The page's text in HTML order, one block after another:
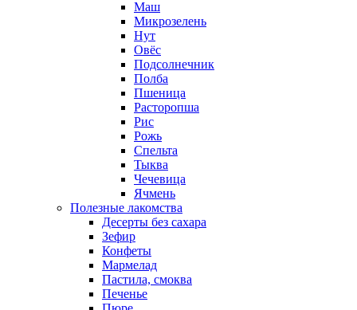
Маш
Микрозелень
Нут
Овёс
Подсолнечник
Полба
Пшеница
Расторопша
Рис
Рожь
Спельта
Тыква
Чечевица
Ячмень
Полезные лакомства
Десерты без сахара
Зефир
Конфеты
Мармелад
Пастила, смоква
Печенье